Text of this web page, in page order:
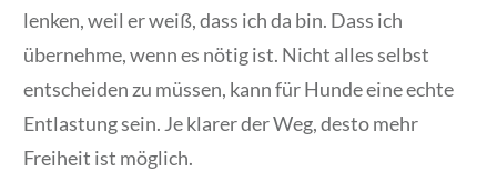
lenken, weil er weiß, dass ich da bin. Dass ich
übernehme, wenn es nötig ist. Nicht alles selbst
entscheiden zu müssen, kann für Hunde eine echte
Entlastung sein. Je klarer der Weg, desto mehr
Freiheit ist möglich.